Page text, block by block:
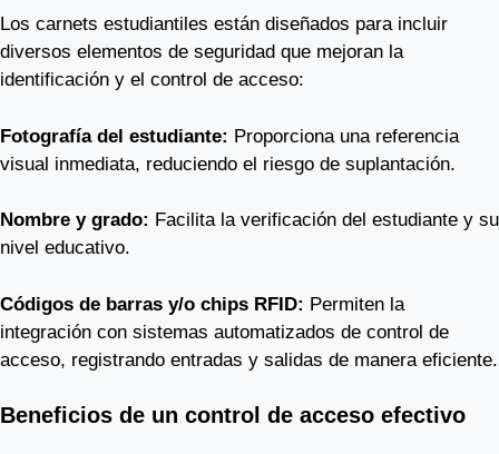
Los carnets estudiantiles están diseñados para incluir
diversos elementos de seguridad que mejoran la
identificación y el control de acceso:
Fotografía del estudiante: Proporciona una referencia
visual inmediata, reduciendo el riesgo de suplantación.
Nombre y grado: Facilita la verificación del estudiante y su
nivel educativo.
Códigos de barras y/o chips RFID: Permiten la
integración con sistemas automatizados de control de
acceso, registrando entradas y salidas de manera eficiente.
Beneficios de un control de acceso efectivo